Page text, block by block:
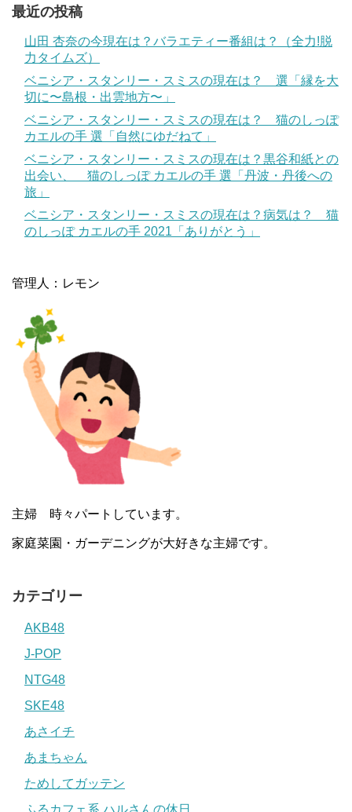
最近の投稿
山田 杏奈の今現在は？バラエティー番組は？（全力!脱
力タイムズ）
ベニシア・スタンリー・スミスの現在は？ 選「縁を大
切に〜島根・出雲地方〜」
ベニシア・スタンリー・スミスの現在は？ 猫のしっぽ
カエルの手 選「自然にゆだねて」
ベニシア・スタンリー・スミスの現在は？黒谷和紙との
出会い、 猫のしっぽ カエルの手 選「丹波・丹後への
旅」
ベニシア・スタンリー・スミスの現在は？病気は？ 猫
のしっぽ カエルの手 2021「ありがとう」
管理人：レモン
主婦 時々パートしています。
家庭菜園・ガーデニングが大好きな主婦です。
カテゴリー
AKB48
J-POP
NTG48
SKE48
あさイチ
あまちゃん
ためしてガッテン
ふるカフェ系 ハルさんの休日